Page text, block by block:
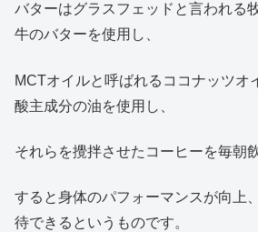
バターはグラスフェッドと言われる
牛のバターを使用し、
MCTオイルと呼ばれるココナッツオ
酸主成分の油を使用し、
それらを攪拌させたコーヒーを毎朝飲
すると身体のパフォーマンスが向上
待できるというものです。